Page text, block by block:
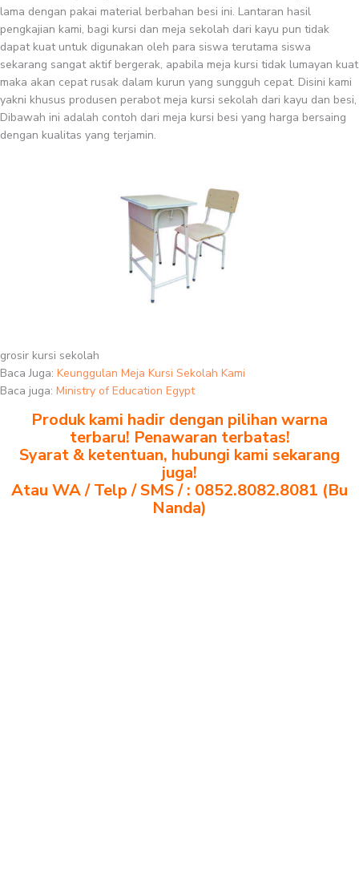
lama dengan pakai material berbahan besi ini. Lantaran hasil
pengkajian kami, bagi kursi dan meja sekolah dari kayu pun tidak
dapat kuat untuk digunakan oleh para siswa terutama siswa
sekarang sangat aktif bergerak, apabila meja kursi tidak lumayan kuat
maka akan cepat rusak dalam kurun yang sungguh cepat. Disini kami
yakni khusus produsen perabot meja kursi sekolah dari kayu dan besi,
Dibawah ini adalah contoh dari meja kursi besi yang harga bersaing
dengan kualitas yang terjamin.
grosir kursi sekolah
Baca Juga: Keunggulan Meja Kursi Sekolah Kami
Baca juga: Ministry of Education Egypt
Produk kami hadir dengan pilihan warna
terbaru! Penawaran terbatas!
Syarat & ketentuan, hubungi kami sekarang
juga!
Atau WA / Telp / SMS / : 0852.8082.8081 (Bu
Nanda)